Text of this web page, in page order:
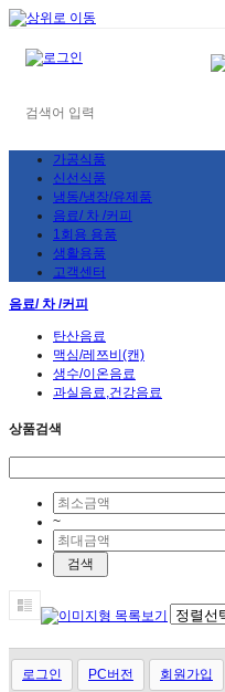
가공식품
신선식품
냉동/냉장/유제품
음료/ 차 /커피
1회용 용품
생활용품
고객센터
음료/ 차 /커피
탄산음료
맥심/레쯔비(캔)
생수/이온음료
과실음료,건강음료
상품검색
~
로그인 PC버전
회원가입